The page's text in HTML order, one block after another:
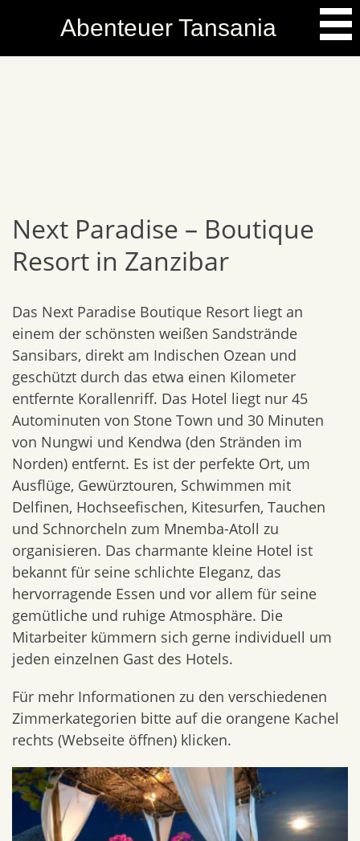
content
Abenteuer Tansania
Next Paradise – Boutique
Resort in Zanzibar
Das Next Paradise Boutique Resort liegt an
einem der schönsten weißen Sandstrände
Sansibars, direkt am Indischen Ozean und
geschützt durch das etwa einen Kilometer
entfernte Korallenriff. Das Hotel liegt nur 45
Autominuten von Stone Town und 30 Minuten
von Nungwi und Kendwa (den Stränden im
Norden) entfernt. Es ist der perfekte Ort, um
Ausflüge, Gewürztouren, Schwimmen mit
Delfinen, Hochseefischen, Kitesurfen, Tauchen
und Schnorcheln zum Mnemba-Atoll zu
organisieren. Das charmante kleine Hotel ist
bekannt für seine schlichte Eleganz, das
hervorragende Essen und vor allem für seine
gemütliche und ruhige Atmosphäre. Die
Mitarbeiter kümmern sich gerne individuell um
jeden einzelnen Gast des Hotels.
Für mehr Informationen zu den verschiedenen
Zimmerkategorien bitte auf die orangene Kachel
rechts (Webseite öffnen) klicken.